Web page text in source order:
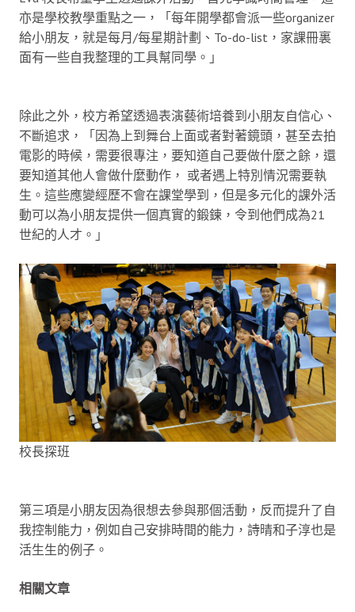
亦是學校教學重點之一，「每年開學都會派一些organizer
給小朋友，就是每月/每星期計劃、To-do-list，家課冊裏
面有一些自我整理的工具幫同學。」
除此之外，校方希望透過表演藝術培養到小朋友自信心、
不斷追求，「因為上到舞台上面或者對著鏡頭，甚至去拍
電影的時候，需要很專注，要知道自己要做什麼之餘，還
要知道其他人會做什麼動作， 或者遇上特別情況需要執
生。這些應變經歷不會在課堂學到，但是多元化的課外活
動可以為小朋友提供一個真實的鍛鍊，令到他們成為21
世紀的人才。」
校長探班
第三項是小朋友因為很想去參與那個活動，反而提升了自
我控制能力，例如自己安排時間的能力，詩晴和子淳也是
活生生的例子。
相關文章